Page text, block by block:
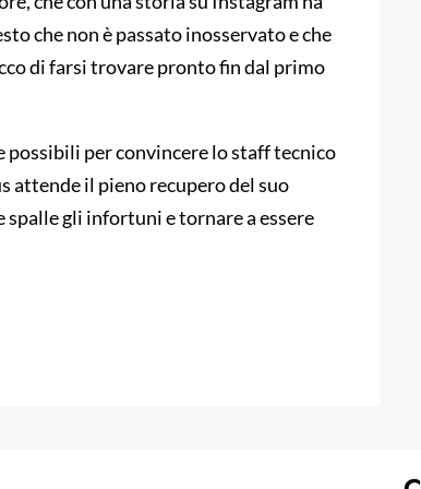
che non è passato inosservato e che
di farsi trovare pronto fin dal primo
possibili per convincere lo staff tecnico
attende il pieno recupero del suo
spalle gli infortuni e tornare a essere